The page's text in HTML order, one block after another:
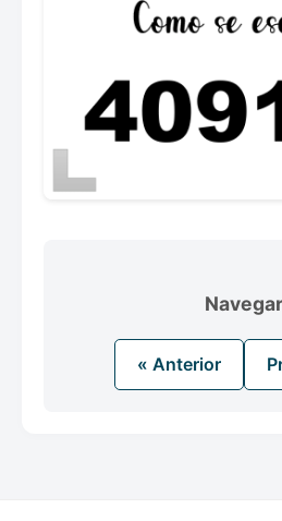
Navegar
« Anterior